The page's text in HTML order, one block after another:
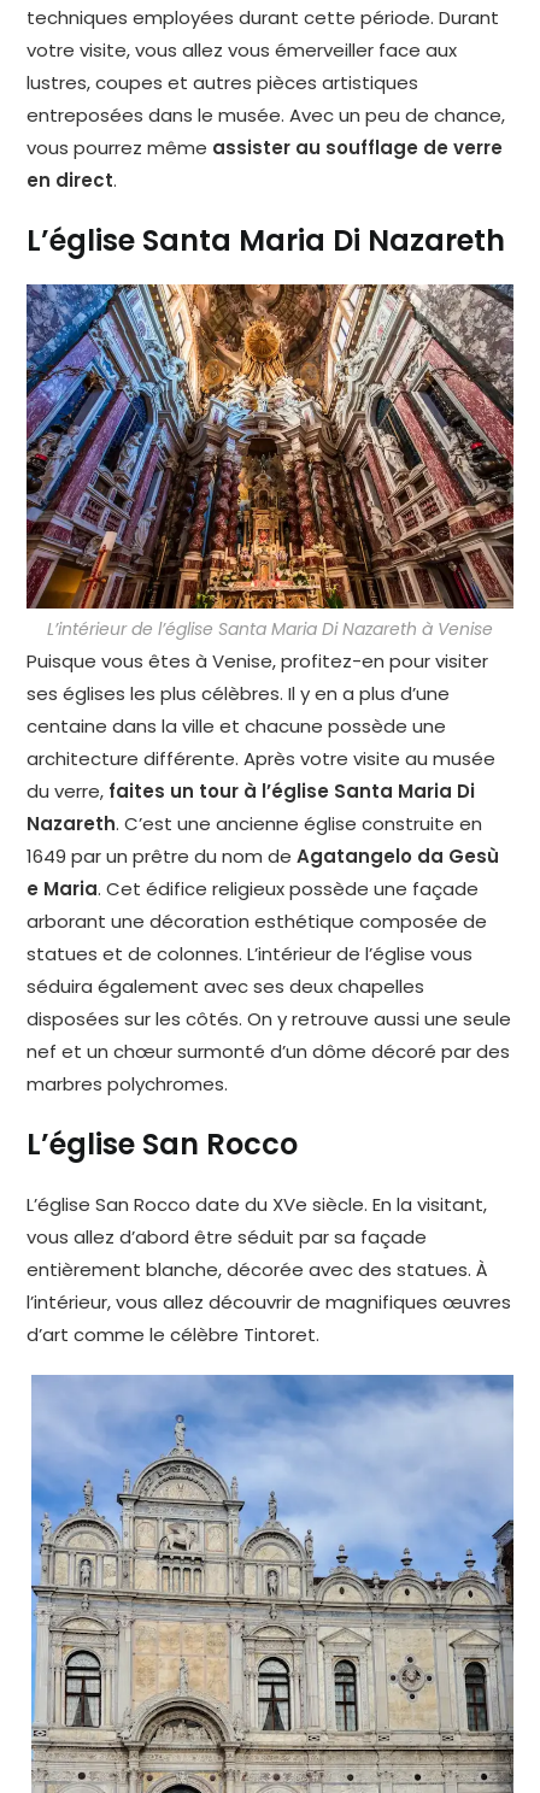
techniques employées durant cette période. Durant
votre visite, vous allez vous émerveiller face aux
lustres, coupes et autres pièces artistiques
entreposées dans le musée. Avec un peu de chance,
vous pourrez même assister au soufflage de verre
en direct.
L’église Santa Maria Di Nazareth
L’intérieur de l’église Santa Maria Di Nazareth à Venise
Puisque vous êtes à Venise, profitez-en pour visiter
ses églises les plus célèbres. Il y en a plus d’une
centaine dans la ville et chacune possède une
architecture différente. Après votre visite au musée
du verre, faites un tour à l’église Santa Maria Di
Nazareth. C’est une ancienne église construite en
1649 par un prêtre du nom deAgatangelo da Gesù
e Maria. Cet édifice religieux possède une façade
arborant une décoration esthétique composée de
statues et de colonnes. L’intérieur de l’église vous
séduira également avec ses deux chapelles
disposées sur les côtés. On y retrouve aussi une seule
nef et un chœur surmonté d’un dôme décoré par des
marbres polychromes.
L’église San Rocco
L’église San Rocco date du XVe siècle. En la visitant,
vous allez d’abord être séduit par sa façade
entièrement blanche, décorée avec des statues. À
l’intérieur, vous allez découvrir de magnifiques œuvres
d’art comme le célèbre Tintoret.